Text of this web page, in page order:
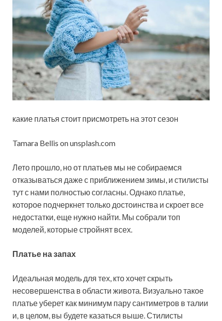
какие платья стоит присмотреть на этот сезон
Tamara Bellis on unsplash.com
Лето прошло, но от платьев мы не собираемся
отказываться даже с приближением зимы, и стилисты
тут с нами полностью согласны. Однако платье,
которое подчеркнет только достоинства и скроет все
недостатки, еще нужно найти. Мы собрали топ
моделей, которые стройнят всех.
Платье на запах
Идеальная модель для тех, кто хочет скрыть
несовершенства в области живота. Визуально такое
платье уберет как минимум пару сантиметров в талии
и, в целом, вы будете казаться выше. Стилисты